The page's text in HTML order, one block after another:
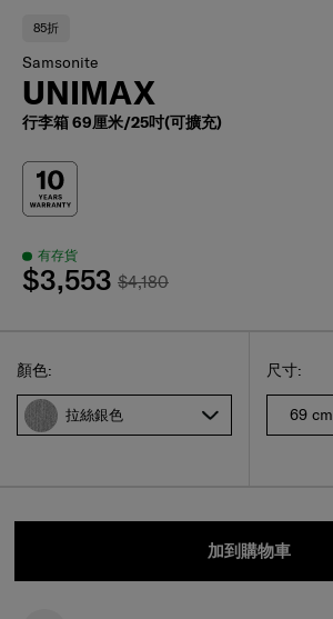
85折
Samsonite
UNIMAX
行李箱 69厘米/25吋(可擴充)
有存貨
$4,180
$3,553
選擇尺碼
Select
尺寸:
69 cm
Select
顏色:
拉絲銀色
加到購物車